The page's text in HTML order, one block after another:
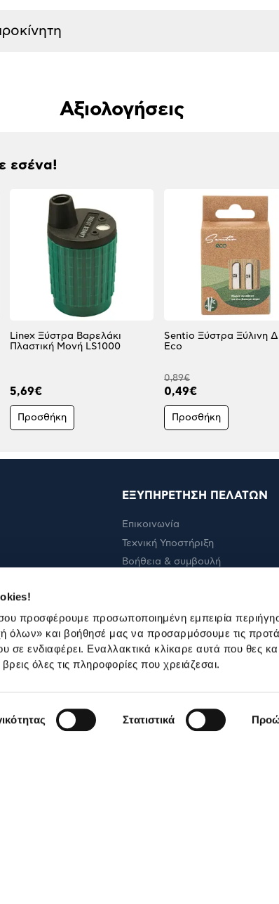
προσφέρουμε προσωποποιημένη εμπειρία
όλων» και βοήθησέ μας να προσαρμόσουμε τις
σε ενδιαφέρει. Εναλλακτικά κλίκαρε αυτά που θες
όλες τις πληροφορίες που χρειάζεσαι.
Στατιστικά
Αξιολογήσεις
εσένα!
Linex Ξύστρα Βαρελάκι
Πλαστική Μονή LS1000
5,69€
Προσθήκη
Sentio Ξύστρα Ξύλινη
Eco
0,89€
0,49€
Προσθήκη
ΕΞΥΠΗΡΕΤΗΣΗ ΠΕΛΑΤΩΝ
Επικοινωνία
Τεχνική Υποστήριξη
Βοήθεια & συμβουλή
Όροι εμπορικών ενεργειών
Καταστήματα